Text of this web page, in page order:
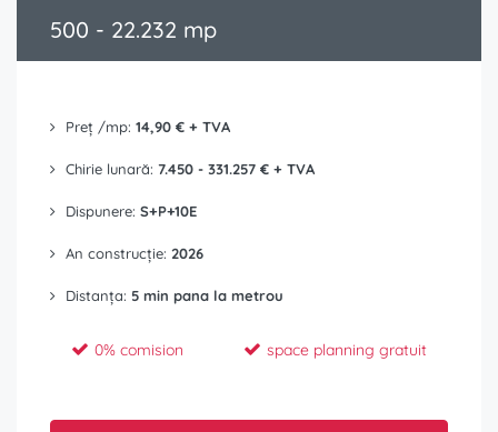
500 - 22.232 mp
Preț /mp: 14,90 € + TVA
Chirie lunară: 7.450 - 331.257 € + TVA
Dispunere: S+P+10E
An construcție: 2026
Distanța: 5 min pana la metrou
0% comision space planning gratuit